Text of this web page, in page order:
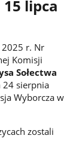
lipca
2025 r. Nr
Komisji
Sołectwa
24 sierpnia
Wyborcza w
zostali